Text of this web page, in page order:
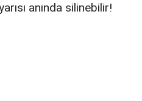
anında silinebilir!